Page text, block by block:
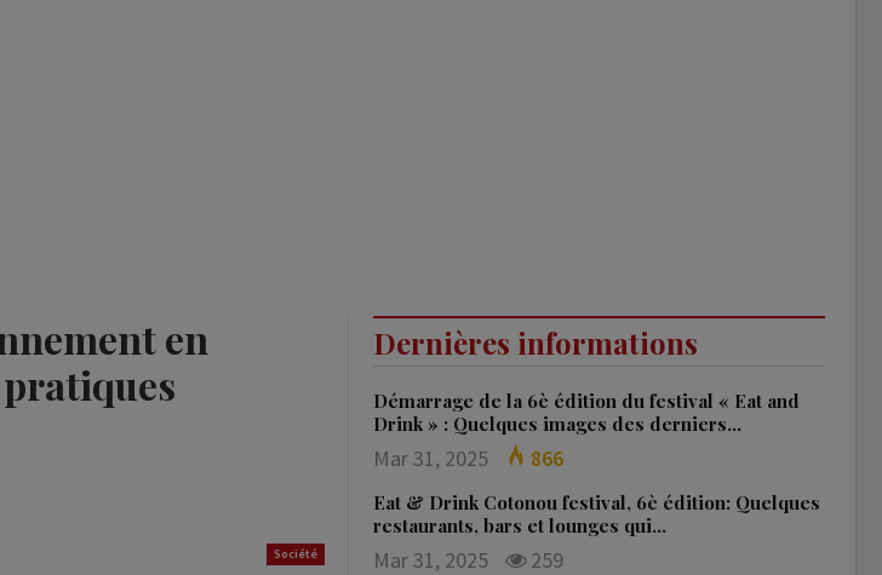
en
Société
Dernières informations
Démarrage de la 6è édition du festival « Eat and
Drink » : Quelques images des derniers…
Mar 31, 2025 866
Eat & Drink Cotonou festival, 6è édition: Quelques
restaurants, bars et lounges qui…
Mar 31, 2025 259